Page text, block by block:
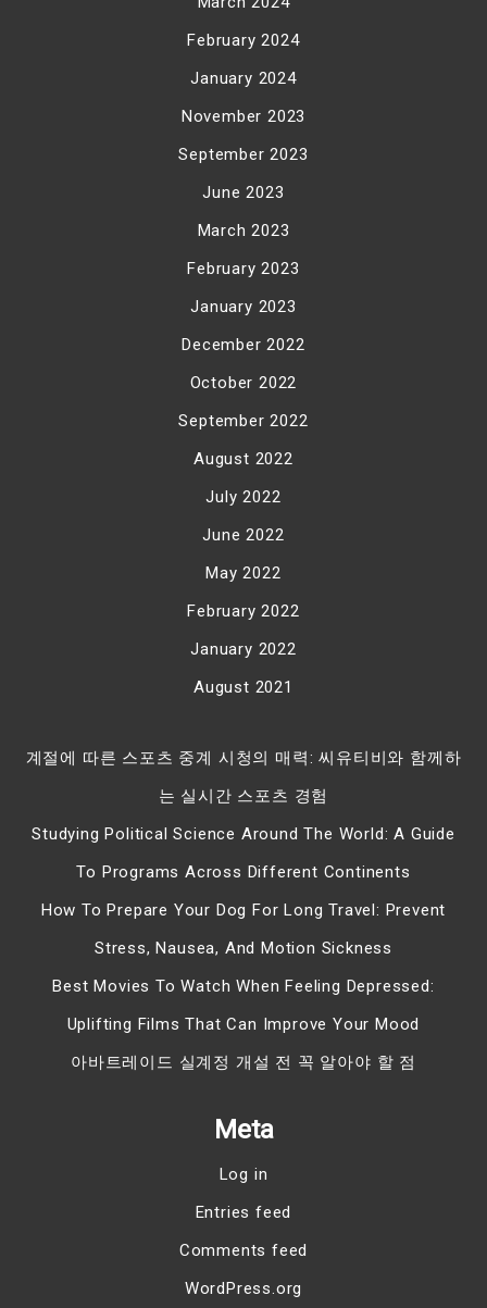
February 2024
January 2024
November 2023
September 2023
June 2023
March 2023
February 2023
January 2023
December 2022
October 2022
September 2022
August 2022
July 2022
June 2022
May 2022
February 2022
January 2022
August 2021
계절에 따른 스포츠 중계 시청의 매력: 씨유티비와 함께하
는 실시간 스포츠 경험
Studying Political Science Around The World: A Guide
To Programs Across Different Continents
How To Prepare Your Dog For Long Travel: Prevent
Stress, Nausea, And Motion Sickness
Best Movies To Watch When Feeling Depressed:
Uplifting Films That Can Improve Your Mood
아바트레이드 실계정 개설 전 꼭 알아야 할 점
Meta
Log in
Entries feed
Comments feed
WordPress.org